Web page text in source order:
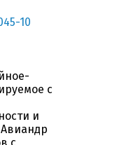
10
с
и